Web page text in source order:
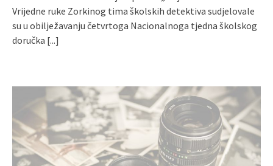
Vrijedne ruke Zorkinog tima školskih detektiva sudjelovale
su u obilježavanju četvrtoga Nacionalnoga tjedna školskog
doručka [...]